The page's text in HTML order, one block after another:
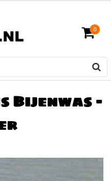
0
Bijenwas -